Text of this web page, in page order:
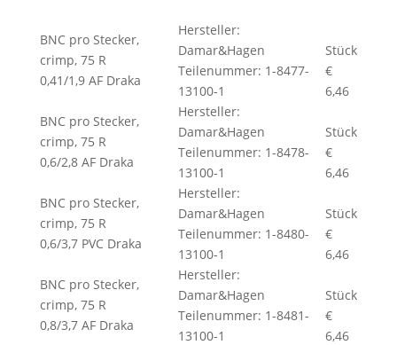
BNC pro Stecker,
crimp, 75 R
0,41/1,9 AF Draka
Hersteller:
Damar&Hagen
Teilenummer: 1-8477-
13100-1
Stück
€
6,46
BNC pro Stecker,
crimp, 75 R
0,6/2,8 AF Draka
Hersteller:
Damar&Hagen
Teilenummer: 1-8478-
13100-1
Stück
€
6,46
BNC pro Stecker,
crimp, 75 R
0,6/3,7 PVC Draka
Hersteller:
Damar&Hagen
Teilenummer: 1-8480-
13100-1
Stück
€
6,46
BNC pro Stecker,
crimp, 75 R
0,8/3,7 AF Draka
Hersteller:
Damar&Hagen
Teilenummer: 1-8481-
13100-1
Stück
€
6,46